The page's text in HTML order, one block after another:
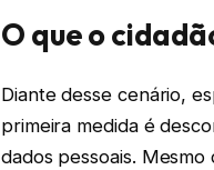
O que o
Diante desse cenário,
primeira medida é
dados pessoais.